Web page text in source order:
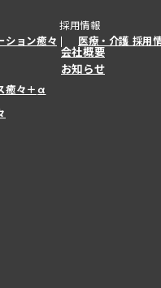
ション癒々
癒々＋α
々＋
採用情報
医療・介護 採用
会社概要
お知らせ